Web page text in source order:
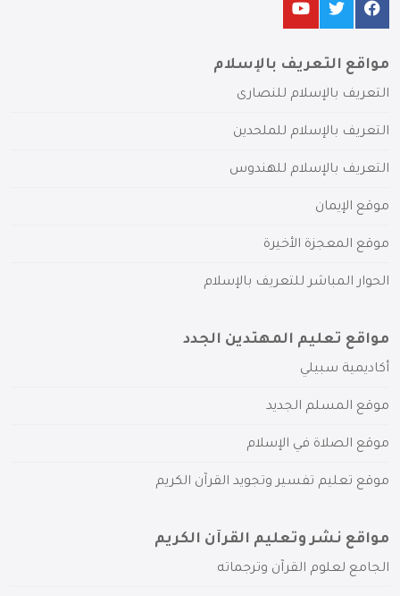
مواقع التعريف بالإسلام
التعريف بالإسلام للنصارى
التعريف بالإسلام للملحدين
التعريف بالإسلام للهندوس
موقع الإيمان
موقع المعجزة الأخيرة
الحوار المباشر للتعريف بالإسلام
مواقع تعليم المهتدين الجدد
أكاديمية سبيلي
موقع المسلم الجديد
موقع الصلاة في الإسلام
موقع تعليم تفسير وتجويد القرآن الكريم
مواقع نشر وتعليم القرآن الكريم
الجامع لعلوم القرآن وترجماته